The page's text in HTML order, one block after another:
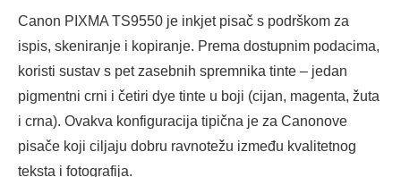
Canon PIXMA TS9550 je inkjet pisač s podrškom za
ispis, skeniranje i kopiranje. Prema dostupnim podacima,
koristi sustav s pet zasebnih spremnika tinte – jedan
pigmentni crni i četiri dye tinte u boji (cijan, magenta, žuta
i crna). Ovakva konfiguracija tipična je za Canonove
pisače koji ciljaju dobru ravnotežu između kvalitetnog
teksta i fotografija.